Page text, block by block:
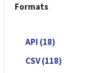
Formats
API (18)
CSV (118)